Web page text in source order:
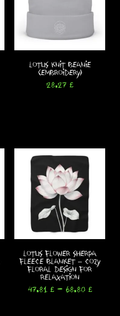
Lotus Knit Beanie
(Embroidery)
28.27 £
Lotus Flower Sherpa
Fleece Blanket – Cozy
Floral Design for
Relaxation
47.81 £ - 68.80 £